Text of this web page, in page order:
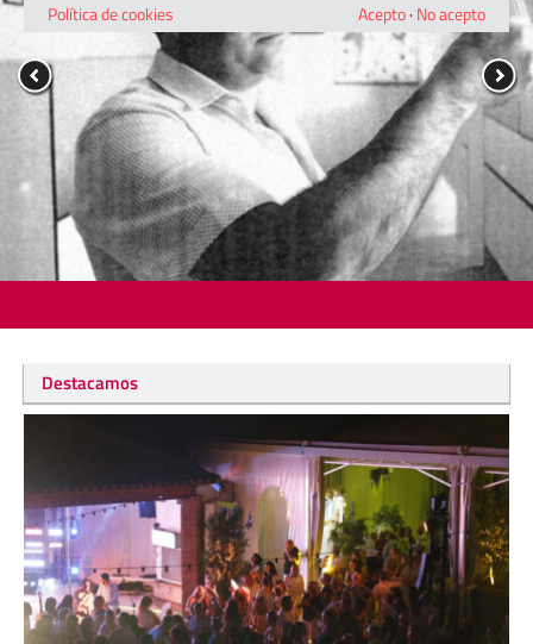
Destacamos
Política de cookies
Acepto· No acepto